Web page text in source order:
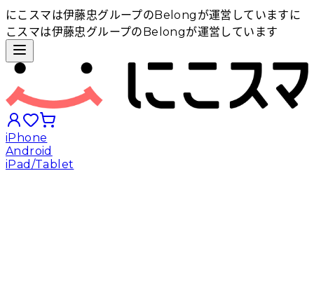
にこスマは伊藤忠グループのBelongが運営しています に
こスマは伊藤忠グループのBelongが運営しています
iPhone
Android
iPad/Tablet